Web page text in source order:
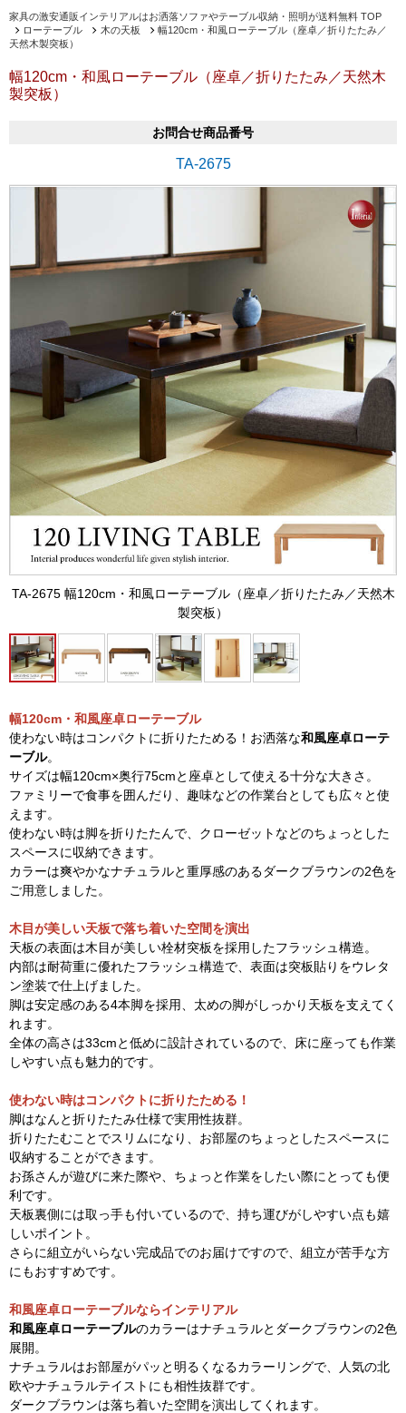
家具の激安通販インテリアルはお洒落ソファやテーブル収納・照明が送料無料 TOP
ローテーブル
木の天板
幅120cm・和風ローテーブル（座卓／折りたたみ／
天然木製突板）
幅120cm・和風ローテーブル（座卓／折りたたみ／天然木
製突板）
お問合せ商品番号
TA-2675
TA-2675 幅120cm・和風ローテーブル（座卓／折りたたみ／天然木
製突板）
幅120cm・和風座卓ローテーブル
使わない時はコンパクトに折りたためる！お洒落な和風座卓ローテ
ーブル。
サイズは幅120cm×奥行75cmと座卓として使える十分な大きさ。
ファミリーで食事を囲んだり、趣味などの作業台としても広々と使
えます。
使わない時は脚を折りたたんで、クローゼットなどのちょっとした
スペースに収納できます。
カラーは爽やかなナチュラルと重厚感のあるダークブラウンの2色を
ご用意しました。
木目が美しい天板で落ち着いた空間を演出
天板の表面は木目が美しい栓材突板を採用したフラッシュ構造。
内部は耐荷重に優れたフラッシュ構造で、表面は突板貼りをウレタ
ン塗装で仕上げました。
脚は安定感のある4本脚を採用、太めの脚がしっかり天板を支えてく
れます。
全体の高さは33cmと低めに設計されているので、床に座っても作業
しやすい点も魅力的です。
使わない時はコンパクトに折りたためる！
脚はなんと折りたたみ仕様で実用性抜群。
折りたたむことでスリムになり、お部屋のちょっとしたスペースに
収納することができます。
お孫さんが遊びに来た際や、ちょっと作業をしたい際にとっても便
利です。
天板裏側には取っ手も付いているので、持ち運びがしやすい点も嬉
しいポイント。
さらに組立がいらない完成品でのお届けですので、組立が苦手な方
にもおすすめです。
和風座卓ローテーブルならインテリアル
和風座卓ローテーブルのカラーはナチュラルとダークブラウンの2色
展開。
ナチュラルはお部屋がパッと明るくなるカラーリングで、人気の北
欧やナチュラルテイストにも相性抜群です。
ダークブラウンは落ち着いた空間を演出してくれます。